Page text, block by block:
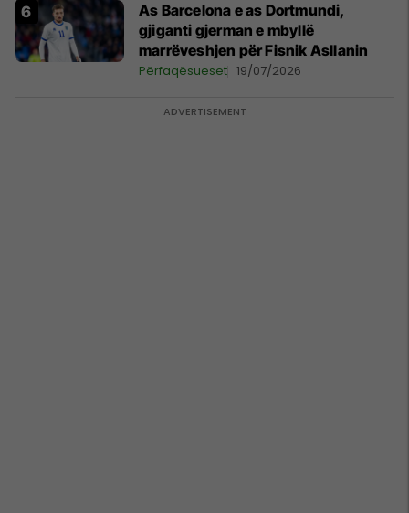
As Barcelona e as Dortmundi,
gjiganti gjerman e mbyllë
marrëveshjen për Fisnik Asllanin
Përfaqësueset 19/07/2026